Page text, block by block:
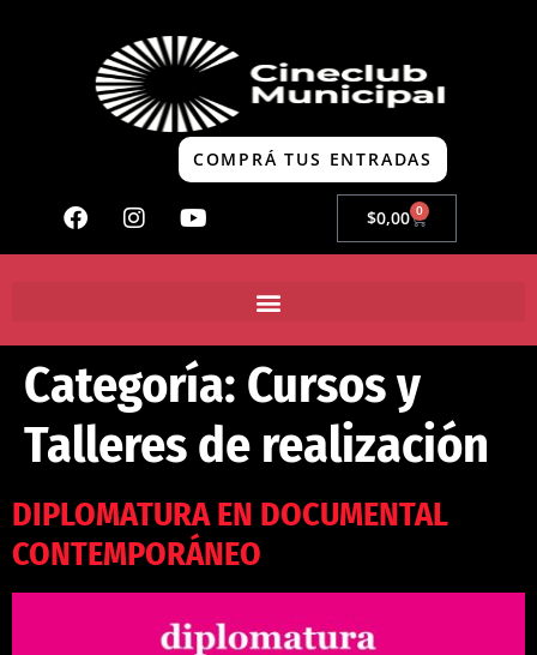
COMPRÁ TUS ENTRADAS
$0,00 0
Categoría: Cursos y
Talleres de realización
DIPLOMATURA EN DOCUMENTAL
CONTEMPORÁNEO